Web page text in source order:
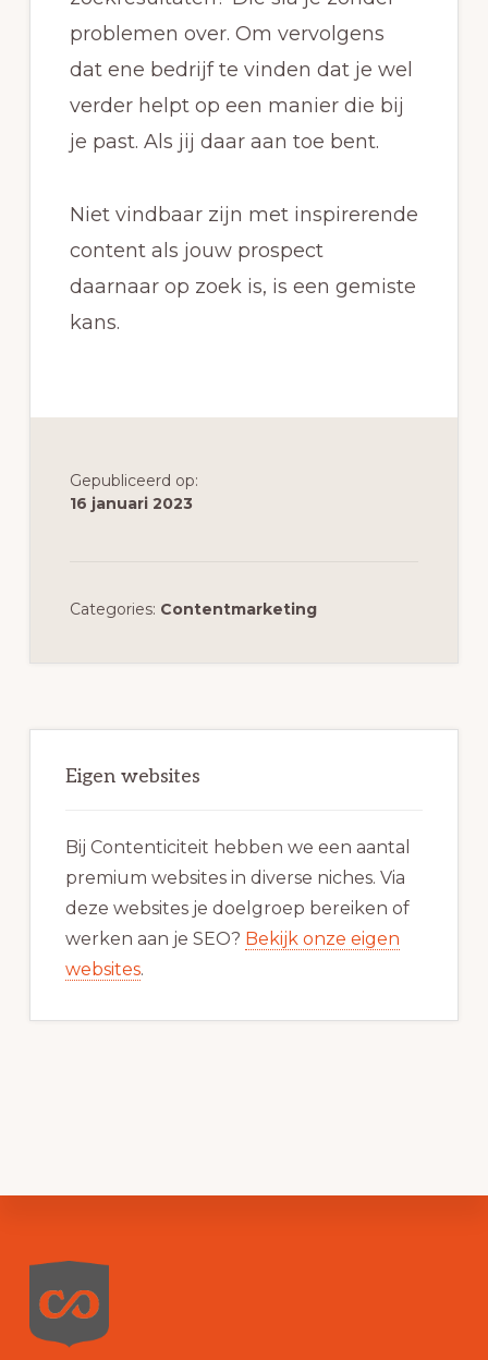
problemen over. Om vervolgens
dat ene bedrijf te vinden dat je wel
verder helpt op een manier die bij
je past. Als jij daar aan toe bent.
Niet vindbaar zijn met inspirerende
content als jouw prospect
daarnaar op zoek is, is een gemiste
kans.
Gepubliceerd op:
16 januari 2023
Categories: Contentmarketing
Sidebar
Eigen websites
Bij Contenticiteit hebben we een aantal
premium websites in diverse niches. Via
deze websites je doelgroep bereiken of
werken aan je SEO? Bekijk onze eigen
websites.